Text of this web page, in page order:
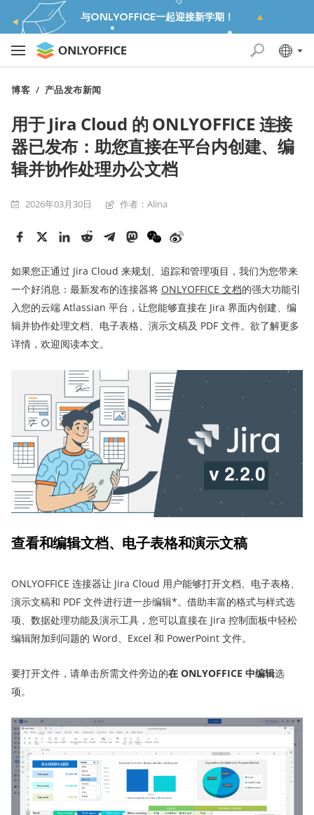
与ONLYOFFICE一起迎接新学期！
博客 / 产品发布新闻
用于 Jira Cloud 的 ONLYOFFICE 连接
器已发布：助您直接在平台内创建、编
辑并协作处理办公文档
2026年03月30日 作者：Alina
如果您正通过 Jira Cloud 来规划、追踪和管理项目，我们为您带来
一个好消息：最新发布的连接器将 ONLYOFFICE 文档的强大功能引
入您的云端 Atlassian 平台，让您能够直接在 Jira 界面内创建、编
辑并协作处理文档、电子表格、演示文稿及 PDF 文件。欲了解更多
详情，欢迎阅读本文。
查看和编辑文档、电子表格和演示文稿
ONLYOFFICE 连接器让 Jira Cloud 用户能够打开文档、电子表格、
演示文稿和 PDF 文件进行进一步编辑*。借助丰富的格式与样式选
项、数据处理功能及演示工具，您可以直接在 Jira 控制面板中轻松
编辑附加到问题的 Word、Excel 和 PowerPoint 文件。
要打开文件，请单击所需文件旁边的在 ONLYOFFICE 中编辑选
项。